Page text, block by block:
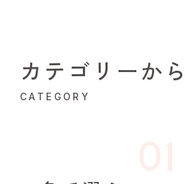
カテゴリーか
CATEGORY